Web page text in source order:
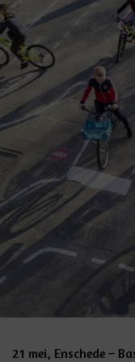
21 mei, Enschede –